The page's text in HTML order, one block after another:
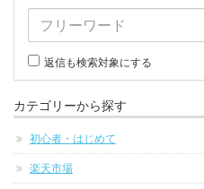
返信も検索対象にする
カテゴリーから探す
初心者・はじめて
楽天市場